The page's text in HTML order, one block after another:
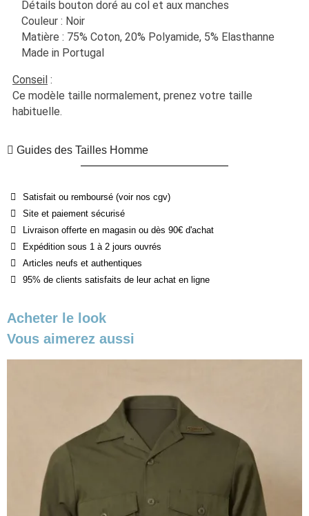
Détails bouton doré au col et aux manches
Couleur : Noir
Matière : 75% Coton, 20% Polyamide, 5% Elasthanne
Made in Portugal
Conseil :
Ce modèle taille normalement, prenez votre taille
habituelle.
Guides des Tailles Homme
Satisfait ou remboursé (voir nos cgv)
Site et paiement sécurisé
Livraison offerte en magasin ou dès 90€ d'achat
Expédition sous 1 à 2 jours ouvrés
Articles neufs et authentiques
95% de clients satisfaits de leur achat en ligne
Acheter le look
Vous aimerez aussi